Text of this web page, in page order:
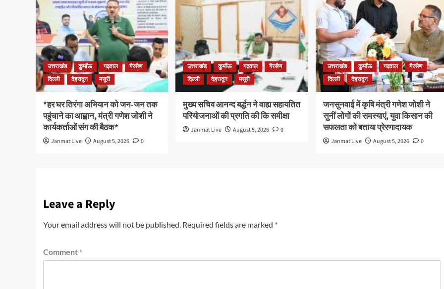
उत्तराखंड कुमाँऊ गढ़वाल
गैरसैण
दिल्ली
देहरादून मसूरी
*हर घर तिरंगा अभियान को जन-जन तक
पहुंचाने का आह्वान, मंत्री गणेश जोशी ने
कार्यकर्ताओं संग की बैठक*
Janmat Live August 5, 2026 0
उत्तराखंड कुमाँऊ गढ़वाल
गैरसैण
दिल्ली
देहरादून मसूरी
मुख्य सचिव आनन्द बर्द्धन ने वाह्य सहायतित
परियोजनाओं की प्रगति की कि समीक्षा
Janmat Live August 5, 2026 0
उत्तराखंड कुमाँऊ गढ़वाल
गैरसैण
दिल्ली
देहरादून
जनसुनवाई में कृषि मंत्री गणेश जोशी ने
सुनीं लोगों की समस्याएं, युवा किसान की
सफलता को बताया प्रेरणादायक
Janmat Live August 5, 2026 0
Leave a Reply
Your email address will not be published. Required fields are marked *
Comment *